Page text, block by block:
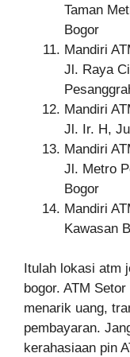
Taman
Bogor
Mandiri
Jl. Raya
Mandiri
Jl. Ir. H,
Mandiri
Jl. Metro
Bogor
Mandiri
Kawasan
Itulah lokasi atm
bogor. ATM
menarik uang,
pembayaran.
kerahasiaan pin